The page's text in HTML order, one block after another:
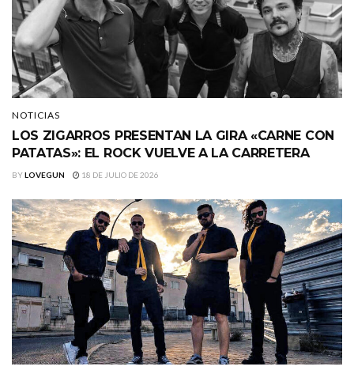
NOTICIAS
LOS ZIGARROS PRESENTAN LA GIRA «CARNE CON
PATATAS»: EL ROCK VUELVE A LA CARRETERA
BYLOVEGUN 18 DE JULIO DE 2026